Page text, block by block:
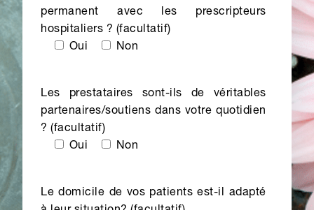
permanent avec les prescripteurs
hospitaliers ? (facultatif)
Oui
Non
Les prestataires sont-ils de véritables
partenaires/soutiens dans votre quotidien
? (facultatif)
Oui
Non
Le domicile de vos patients est-il adapté